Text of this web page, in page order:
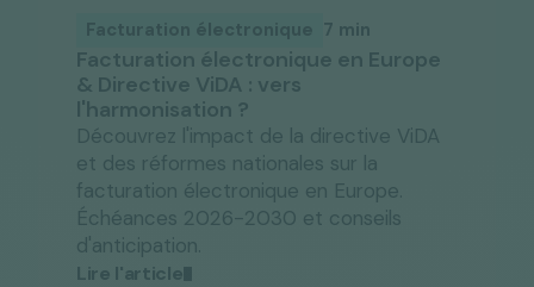
Facturation électronique 7 min
Facturation électronique en Europe
& Directive ViDA : vers
l'harmonisation ?
Découvrez l'impact de la directive ViDA
et des réformes nationales sur la
facturation électronique en Europe.
Échéances 2026-2030 et conseils
d'anticipation.
Lire l'article